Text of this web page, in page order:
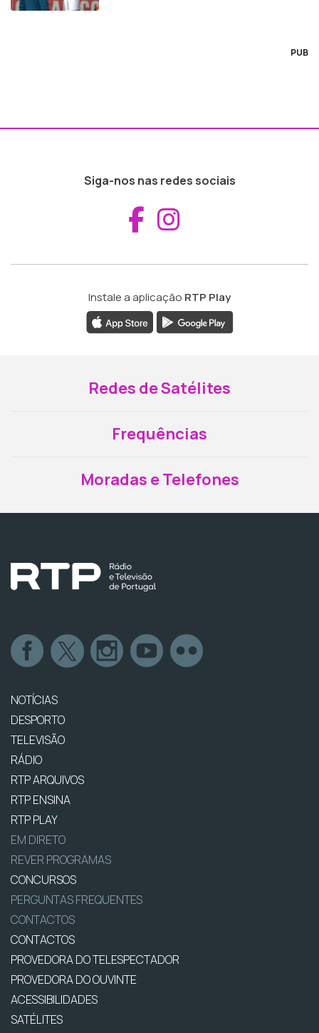
PUB
Siga-nos nas redes sociais
Aceder ao
Instale a aplicação RTP Play
Redes de Satélites
Frequências
Moradas e Telefones
NOTÍCIAS
DESPORTO
TELEVISÃO
RÁDIO
RTP ARQUIVOS
RTP ENSINA
RTP PLAY
EM DIRETO
REVER PROGRAMAS
CONCURSOS
PERGUNTAS FREQUENTES
CONTACTOS
CONTACTOS
PROVEDORA DO TELESPECTADOR
PROVEDORA DO OUVINTE
ACESSIBILIDADES
SATÉLITES